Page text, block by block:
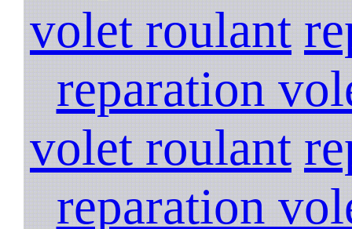
volet roulant
reparation
volet roulant
reparation